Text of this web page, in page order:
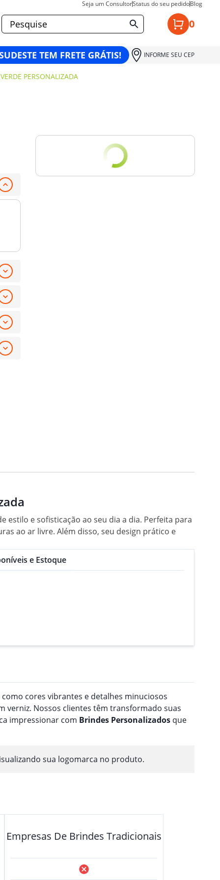
Seja um ConsultorStatus do seu pedidoBlog
0
TEM FRETE GRÁTIS! INFORME SEU CEP
PERSONALIZADA
estilo e sofisticação ao seu dia a dia. Perfeita para
ao ar livre. Além disso, seu design prático e
e Estoque
como cores vibrantes e detalhes minuciosos
verniz. Nossos clientes têm transformado suas
impressionar com Brindes Personalizados que
sua logomarca no produto.
Empresas De Brindes Tradicionais